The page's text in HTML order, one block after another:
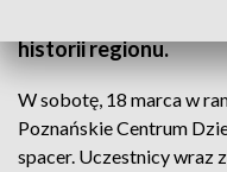
historii regionu.
W sobotę, 18 marca w
Poznańskie Centrum
spacer. Uczestnicy wraz